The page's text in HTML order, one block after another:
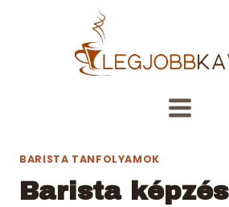
BARISTA TANFOLYAMOK
Barista képzés